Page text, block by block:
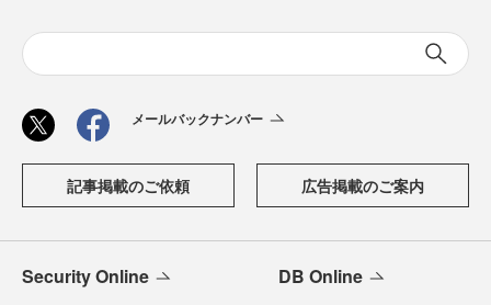
メールバックナンバー
記事掲載のご依頼 広告掲載のご案内
Security Online DB Online